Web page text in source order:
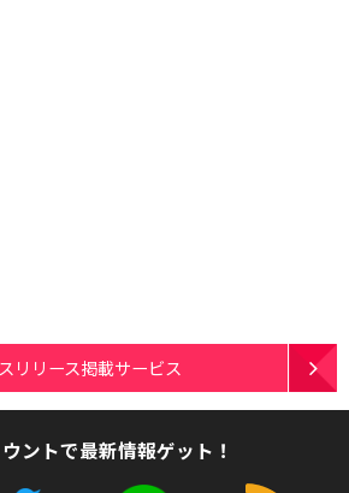
リリース掲載サービス
ントで最新情報ゲット！